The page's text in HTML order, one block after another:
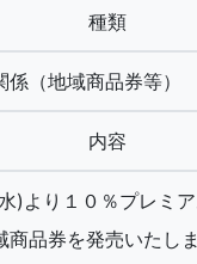
種類
係（地域商品券等）
内容
)より１０％プレミ
商品券を発売いたし